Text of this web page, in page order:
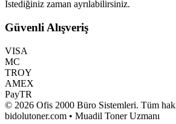
İstediğiniz zaman ayrılabilirsiniz.
Güvenli Alışveriş
VISA
MC
TROY
AMEX
PayTR
© 2026 Ofis 2000 Büro Sistemleri. Tüm
bidolutoner.com • Muadil Toner Uzmanı